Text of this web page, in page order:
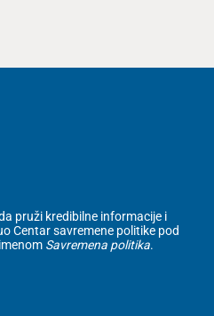
pruži kredibilne informacije i
Centar savremene politike pod
Savremena politika.